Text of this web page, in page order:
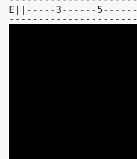
E||-----3------